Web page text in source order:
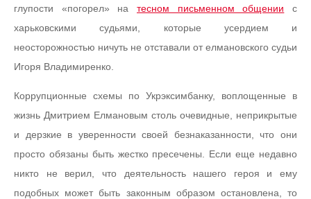
глупости «погорел» на тесном письменном общении с
харьковскими судьями, которые усердием и
неосторожностью ничуть не отставали от елмановского судьи
Игоря Владимиренко.
Коррупционные схемы по Укрэксимбанку, воплощенные в
жизнь Дмитрием Елмановым столь очевидные, неприкрытые
и дерзкие в уверенности своей безнаказанности, что они
просто обязаны быть жестко пресечены. Если еще недавно
никто не верил, что деятельность нашего героя и ему
подобных может быть законным образом остановлена, то